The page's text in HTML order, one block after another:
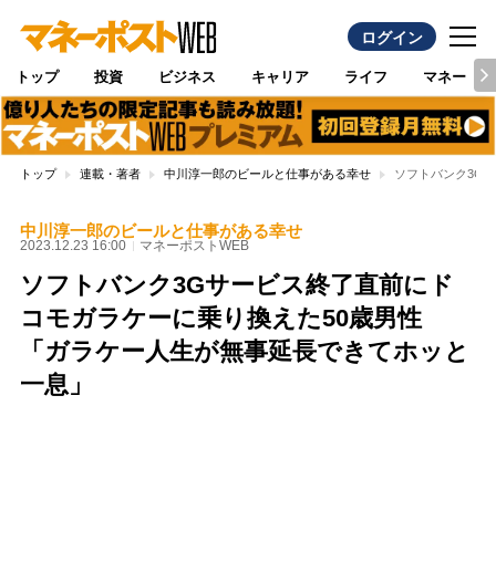
ログイン
トップ 投資 ビジネス キャリア ライフ マネー
トップ 連載・著者 中川淳一郎のビールと仕事がある幸せ ソフトバンク3G
中川淳一郎のビールと仕事がある幸せ
2023.12.23 16:00 マネーポストWEB
ソフトバンク3Gサービス終了直前にド
コモガラケーに乗り換えた50歳男性
「ガラケー人生が無事延長できてホッと
一息」